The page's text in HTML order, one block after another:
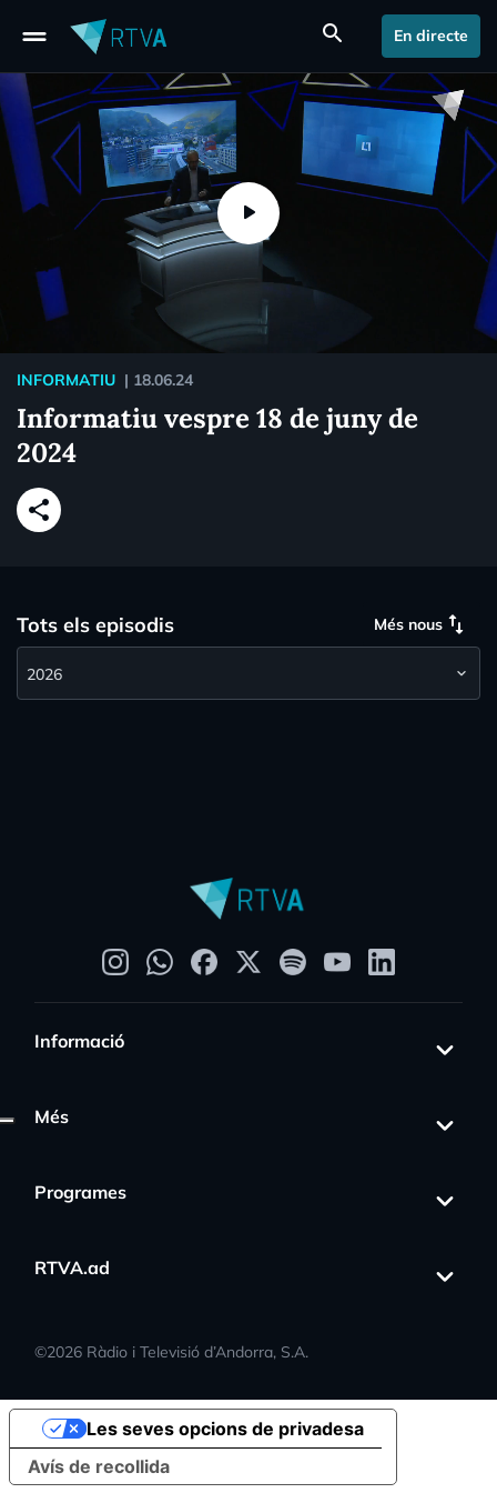
drag_handle search En directe
INFORMATIU | 18.06.24
Informatiu vespre 18 de juny de
2024
share
Tots els episodis Més nous swap_vert
Informació
Més
Programes
RTVA.ad
©2026 Ràdio i Televisió d’Andorra, S.A.
Avís de recollida
Les seves opcions de privadesa